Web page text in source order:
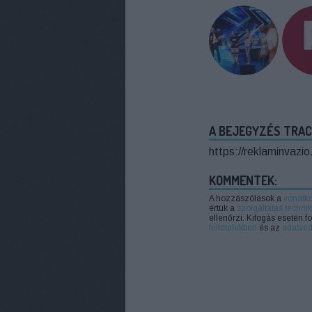
A BEJEGYZÉS
https://
KOMMENTEK:
A hozzászólások a
értük a szolgáltatás
ellenőrzi. Kifogás esetén
feltételekben és az